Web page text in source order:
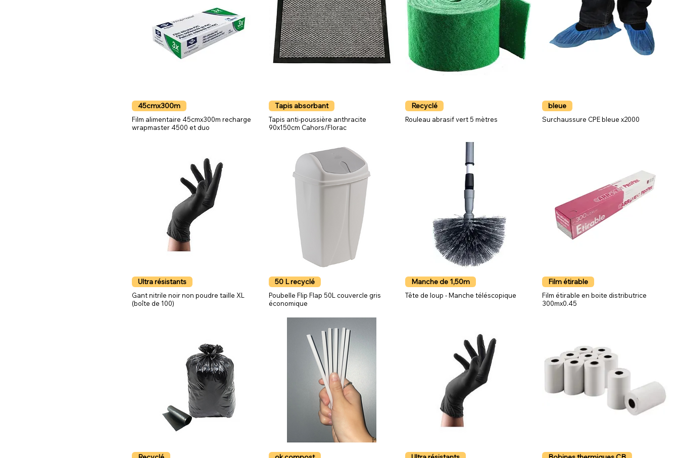
45cmx300m
Film alimentaire 45cmx300m recharge
wrapmaster 4500 et duo
Tapis absorbant
Tapis anti-poussière anthracite
90x150cm Cahors/Florac
Recyclé
Rouleau abrasif vert 5 mètres
bleue
Surchaussure CPE bleue x2000
Ultra résistants
Gant nitrile noir non poudre taille XL
(boîte de 100)
50 L recyclé
Poubelle Flip Flap 50L couvercle gris
économique
Manche de 1,50m
Tête de loup - Manche téléscopique
Film étirable
Film étirable en boite distributrice
300mx0.45